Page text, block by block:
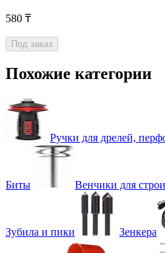
580 ₸
Под заказ
Похожие категории
Ручки для дрелей,
Биты Венчики для
Зубила и пики Зенкера